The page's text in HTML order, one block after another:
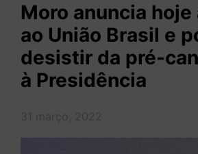
Moro anuncia
ao União Brasil e
desistir da pré-
à Presidência
31 março, 2022